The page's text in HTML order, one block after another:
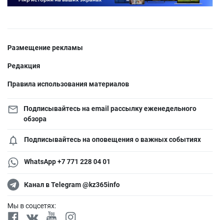
Размещение рекламы
Редакция
Правила использования материалов
Подписывайтесь на email рассылку еженедельного
обзора
Подписывайтесь на оповещения о важных событиях
WhatsApp +7 771 228 04 01
Канал в Telegram @kz365info
Мы в соцсетях: